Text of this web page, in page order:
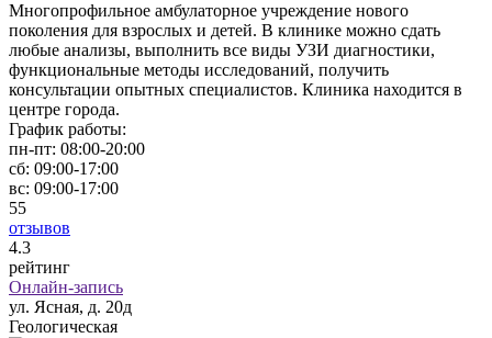
Многопрофильное амбулаторное учреждение нового
поколения для взрослых и детей. В клинике можно сдать
любые анализы, выполнить все виды УЗИ диагностики,
функциональные методы исследований, получить
консультации опытных специалистов. Клиника находится в
центре города.
График работы:
пн-пт: 08:00-20:00
сб: 09:00-17:00
вс: 09:00-17:00
55
отзывов
4.3
рейтинг
Онлайн-запись
ул. Ясная, д. 20д
Геологическая